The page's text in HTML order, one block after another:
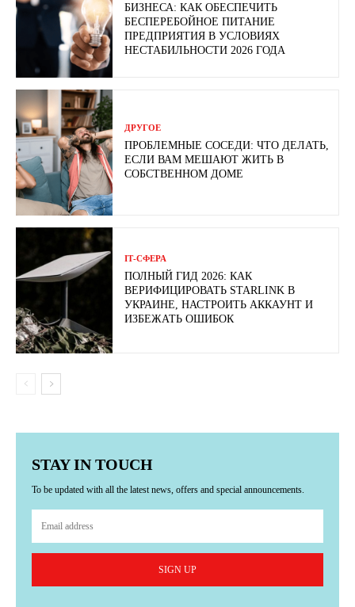
БИЗНЕСА: КАК ОБЕСПЕЧИТЬ
БЕСПЕРЕБОЙНОЕ ПИТАНИЕ
ПРЕДПРИЯТИЯ В УСЛОВИЯХ
НЕСТАБИЛЬНОСТИ 2026 ГОДА
ДРУГОЕ
ПРОБЛЕМНЫЕ СОСЕДИ: ЧТО ДЕЛАТЬ,
ЕСЛИ ВАМ МЕШАЮТ ЖИТЬ В
СОБСТВЕННОМ ДОМЕ
ІТ-СФЕРА
ПОЛНЫЙ ГИД 2026: КАК
ВЕРИФИЦИРОВАТЬ STARLINK В
УКРАИНЕ, НАСТРОИТЬ АККАУНТ И
ИЗБЕЖАТЬ ОШИБОК
STAY IN TOUCH
To be updated with all the latest news, offers and special announcements.
SIGN UP